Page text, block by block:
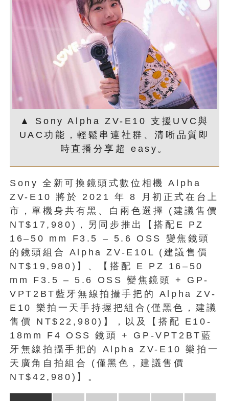
▲ Sony Alpha ZV-E10 支援UVC與
UAC功能，輕鬆串連社群、清晰品質即
時直播分享超 easy。
Sony 全新可換鏡頭式數位相機 Alpha
ZV-E10 將於 2021 年 8 月初正式在台上
市，單機身共有黑、白兩色選擇 (建議售價
NT$17,980)，另同步推出【搭配E PZ
16–50 mm F3.5 – 5.6 OSS 變焦鏡頭
的鏡頭組合 Alpha ZV-E10L (建議售價
NT$19,980)】、【搭配 E PZ 16–50
mm F3.5 – 5.6 OSS 變焦鏡頭 + GP-
VPT2BT藍牙無線拍攝手把的 Alpha ZV-
E10 樂拍一天手持握把組合(僅黑色，建議
售價 NT$22,980)】，以及【搭配 E10-
18mm F4 OSS 鏡頭 + GP-VPT2BT藍
牙無線拍攝手把的 Alpha ZV-E10 樂拍一
天廣角自拍組合 (僅黑色，建議售價
NT$42,980)】。